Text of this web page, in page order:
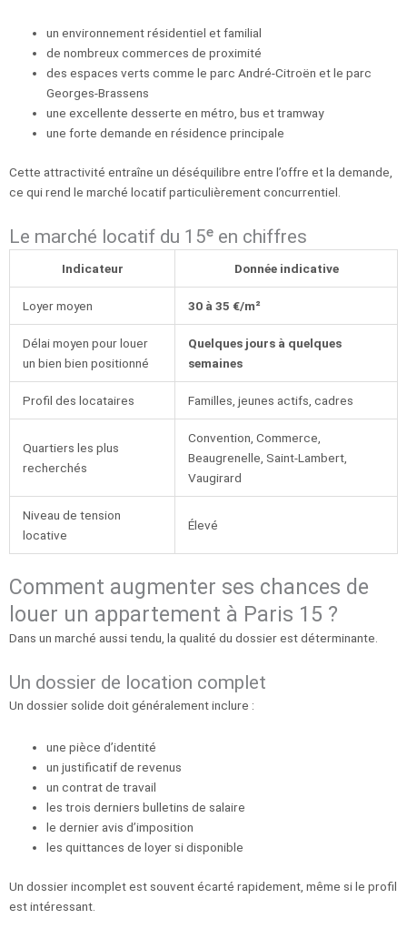
un environnement résidentiel et familial
de nombreux commerces de proximité
des espaces verts comme le parc André-Citroën et le parc
Georges-Brassens
une excellente desserte en métro, bus et tramway
une forte demande en résidence principale
Cette attractivité entraîne un déséquilibre entre l’offre et la demande,
ce qui rend le marché locatif particulièrement concurrentiel.
Le marché locatif du 15ᵉ en chiffres
Indicateur Donnée indicative
Loyer moyen 30 à 35 €/m²
Délai moyen pour louer
un bien bien positionné
Quelques jours à quelques
semaines
Profil des locataires Familles, jeunes actifs, cadres
Quartiers les plus
recherchés
Convention, Commerce,
Beaugrenelle, Saint-Lambert,
Vaugirard
Niveau de tension
locative
Élevé
Comment augmenter ses chances de
louer un appartement à Paris 15 ?
Dans un marché aussi tendu, la qualité du dossier est déterminante.
Un dossier de location complet
Un dossier solide doit généralement inclure :
une pièce d’identité
un justificatif de revenus
un contrat de travail
les trois derniers bulletins de salaire
le dernier avis d’imposition
les quittances de loyer si disponible
Un dossier incomplet est souvent écarté rapidement, même si le profil
est intéressant.